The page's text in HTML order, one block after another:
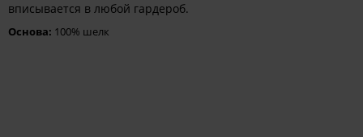
вписывается в любой гардероб.
Основа: 100% шелк